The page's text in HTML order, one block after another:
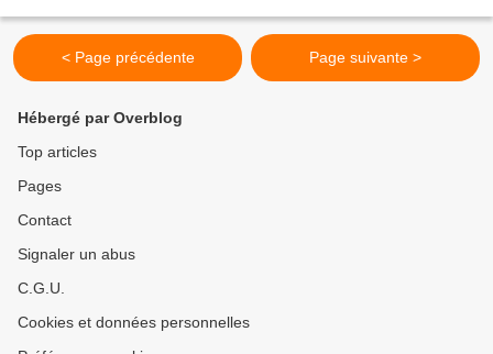
< Page précédente Page suivante >
Hébergé par Overblog
Top articles
Pages
Contact
Signaler un abus
C.G.U.
Cookies et données personnelles